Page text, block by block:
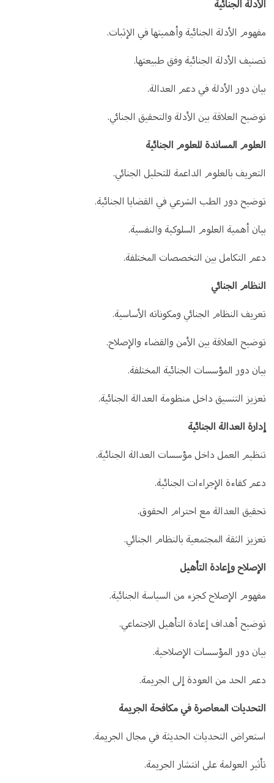
الأدلة الجنائية
مفهوم الأدلة الجنائية وأهميتها في الإثبات.
تصنيف الأدلة الجنائية وفق طبيعتها.
بيان دور الأدلة في دعم العدالة.
توضيح العلاقة بين الأدلة والتحقيق الجنائي.
العلوم المساندة للعلوم الجنائية
التعريف بالعلوم الداعمة للتحليل الجنائي.
توضيح دور الطب الشرعي في القضايا الجنائية.
بيان أهمية العلوم السلوكية والنفسية.
دعم التكامل بين التخصصات المختلفة.
النظام الجنائي
تعريف النظام الجنائي ومكوناته الأساسية.
توضيح العلاقة بين الأمن والقضاء والإصلاح.
بيان دور المؤسسات الجنائية المختلفة.
تعزيز التنسيق داخل منظومة العدالة الجنائية.
إدارة العدالة الجنائية
تنظيم العمل داخل مؤسسات العدالة الجنائية.
دعم كفاءة الإجراءات الجنائية.
تحقيق العدالة مع احترام الحقوق.
تعزيز الثقة المجتمعية بالنظام الجنائي.
الإصلاح وإعادة التأهيل
مفهوم الإصلاح كجزء من السياسة الجنائية.
توضيح أهداف إعادة التأهيل الاجتماعي.
بيان دور المؤسسات الإصلاحية.
دعم الحد من العودة إلى الجريمة.
التحديات المعاصرة في مكافحة الجريمة
استعراض التحديات الحديثة في مجال الجريمة.
تأثير العولمة على انتشار الجريمة.